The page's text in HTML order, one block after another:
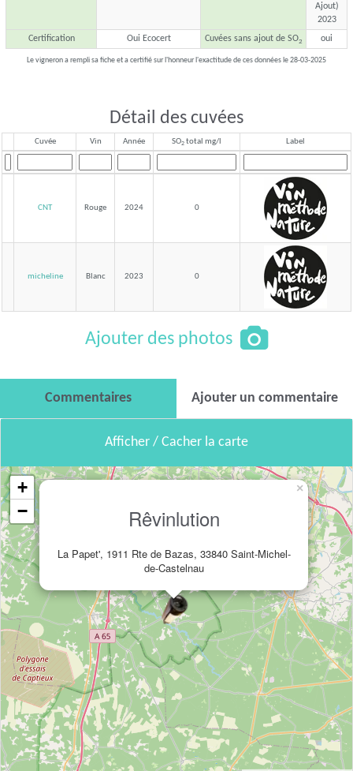
Ajout)
2023
Certification
Oui Ecocert Cuvées sans ajout de SO2 oui
Le vigneron a rempli sa fiche et a certifié sur l'honneur l'exactitude de ces données le 28-03-2025
Détail des cuvées
Cuvée Vin Année SO2 total mg/l Label
CNT Rouge 2024 0
micheline Blanc 2023 0
Ajouter des photos
Commentaires Ajouter un commentaire
Afficher / Cacher la carte
Rêvinlution
La Papet', 1911 Rte de Bazas, 33840 Saint-Michel-
de-Castelnau
×
+
−